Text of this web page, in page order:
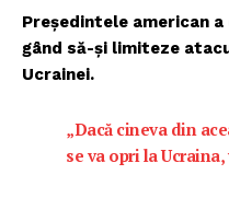
Președintele american
gând să-și limiteze
Ucrainei.
„Dacă cineva din
se va opri la Ucraina,